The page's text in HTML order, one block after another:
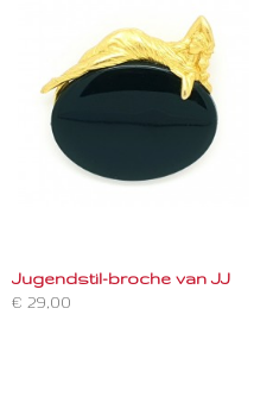
Jugendstil-broche van JJ
€ 29,00